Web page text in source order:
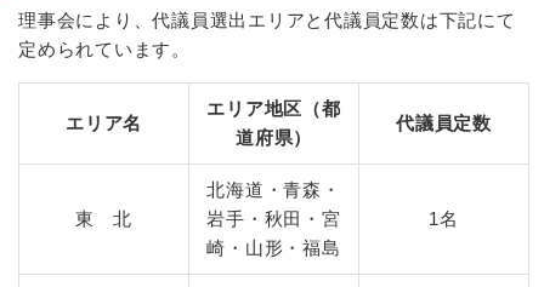
理事会により、代議員選出エリアと代議員定数は下記にて
定められています。
エリア名
エリア地区（都
道府県）
代議員定数
東 北
北海道・青森・
岩手・秋田・宮
崎・山形・福島
1名